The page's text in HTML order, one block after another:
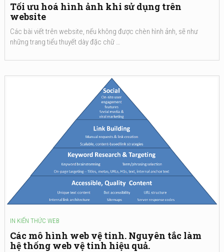
Tối ưu hoá hình ảnh khi sử dụng trên
website
Các bài viết trên website, nếu không được chèn hình ảnh, sẽ như
những trang tiểu thuyết dày đặc chữ …
IN KIẾN THỨC WEB
Các mô hình web vệ tinh. Nguyên tắc làm
hệ thống web vệ tinh hiệu quả.